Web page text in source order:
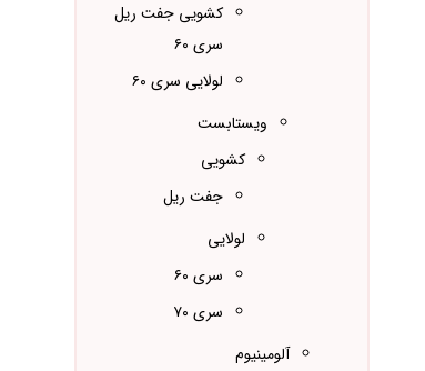
کشویی جفت ریل
سری ۶۰
لولایی سری ۶۰
ویستابست
کشویی
جفت ریل
لولایی
سری ۶۰
سری ۷۰
آلومینیوم